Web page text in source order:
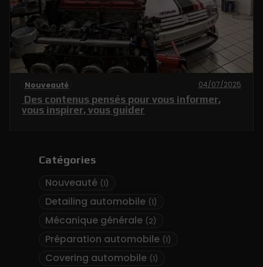
Catégories
Nouveauté (1)
Detailing automobile (1)
Mécanique générale (2)
Préparation automobile (1)
Covering automobile (1)
Nouveauté 04/07/2025
Des contenus pensés pour vous informer,
vous inspirer, vous guider